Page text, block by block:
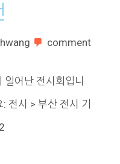
comment
어난 전시회입니
시 > 부산 전시 기